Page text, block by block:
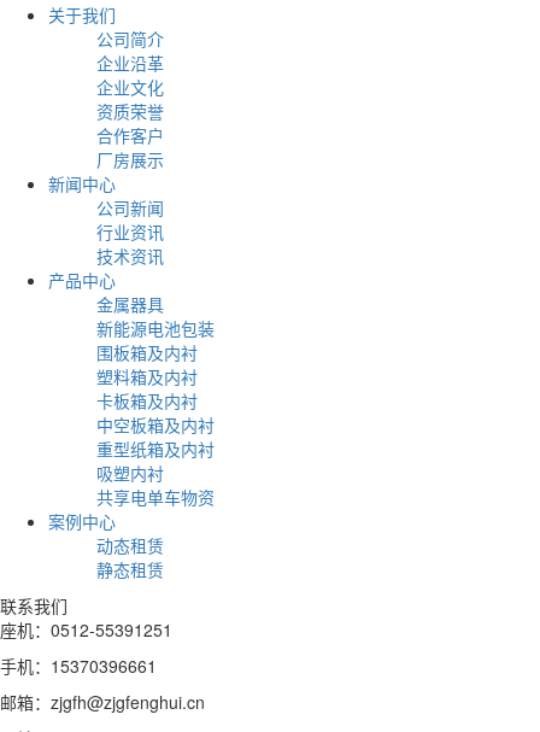
关于我们
公司简介
企业沿革
企业文化
资质荣誉
合作客户
厂房展示
新闻中心
公司新闻
行业资讯
技术资讯
产品中心
金属器具
新能源电池包装
围板箱及内衬
塑料箱及内衬
卡板箱及内衬
中空板箱及内衬
重型纸箱及内衬
吸塑内衬
共享电单车物资
案例中心
动态租赁
静态租赁
联系我们
座机：0512-55391251
手机：15370396661
邮箱：zjgfh@zjgfenghui.cn